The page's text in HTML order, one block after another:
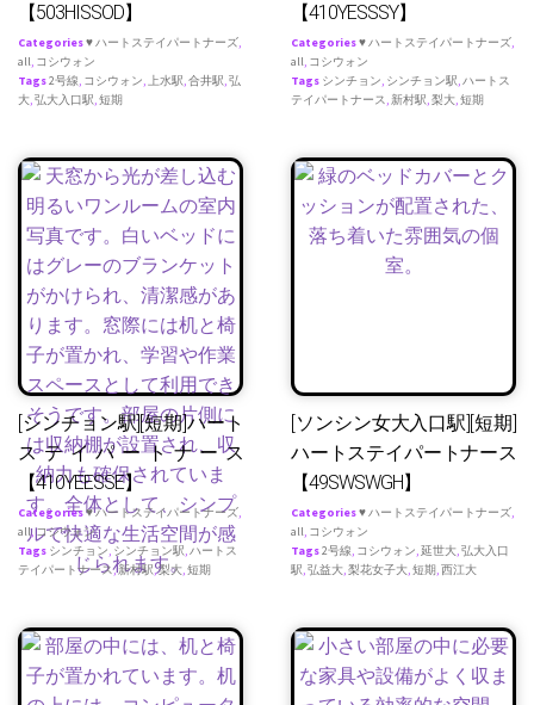
【503HISSOD】
Categories♥ ハートステイパートナーズ,
all, コシウォン
Tags2号線, コシウォン, 上水駅,合井駅,弘
大,弘大入口駅,短期
【410YESSSY】
Categories♥ ハートステイパートナーズ,
all, コシウォン
Tags シンチョン, シンチョン駅,ハートス
テイパートナース,新村駅,梨大,短期
[シンチョン駅][短期]ハート
ステイパートナース
【410YEESSE】
Categories♥ ハートステイパートナーズ,
all,コシウォン
Tags シンチョン, シンチョン駅,ハートス
テイパートナース,新村駅,梨大,短期
[ソンシン女大入口駅][短期]
ハートステイパートナース
【49SWSWGH】
Categories♥ ハートステイパートナーズ,
all, コシウォン
Tags2号線, コシウォン,延世大,弘大入口
駅,弘益大,梨花女子大,短期,西江大